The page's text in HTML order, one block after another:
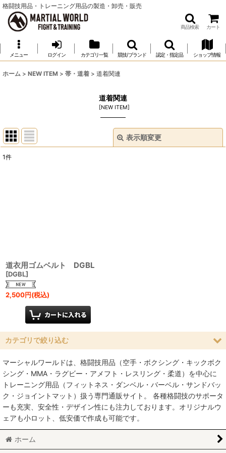
格闘技用品・トレーニング用品の製造・卸売・販売
商品検索 カート
メニュー ログイン カテゴリ一覧 競技/ブランド 認定・指定品 ショップ情報
ホーム > NEW ITEM > 帯・道着 > 道着関連
道着関連
[NEW ITEM]
表示順変更
1件
道衣用ゴムベルト DGBL
[DGBL]
2,500円(税込)
カテゴリで絞り込む
帯・道着 (全商品)
空手着・帯
柔道着・帯
柔術着・帯
マーシャルワールドは、格闘技用品（空手・ボクシング・キックボク
シング・MMA・ラグビー・アメフト・レスリング・柔道）を中心に
トレーニング用品（フィットネス・ダンベル・バーベル・サンドバッ
ク・ジョイントマット）扱う専門通販サイト。 各種格闘技のサポータ
ーも充実、安全性・デザイン性にも注力しております。オリジナルウ
ェアも小ロット、低安価で作成も可能です。
ホーム